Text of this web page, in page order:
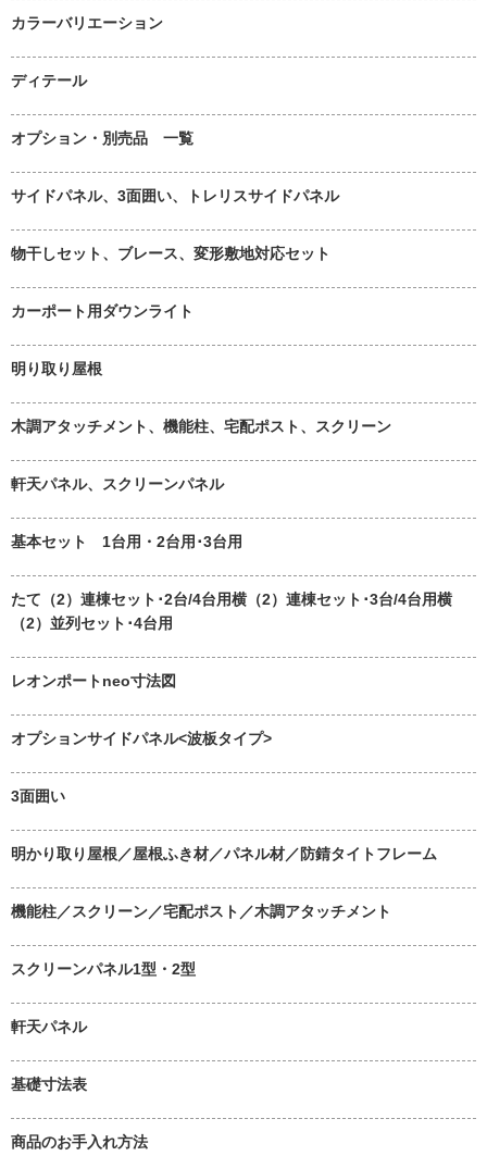
カラーバリエーション
ディテール
オプション・別売品 一覧
サイドパネル、3面囲い、トレリスサイドパネル
物干しセット、ブレース、変形敷地対応セット
カーポート用ダウンライト
明り取り屋根
木調アタッチメント、機能柱、宅配ポスト、スクリーン
軒天パネル、スクリーンパネル
基本セット 1台用・2台用･3台用
たて（2）連棟セット･2台/4台用横（2）連棟セット･3台/4台用横
（2）並列セット･4台用
レオンポートneo寸法図
オプションサイドパネル<波板タイプ>
3面囲い
明かり取り屋根／屋根ふき材／パネル材／防錆タイトフレーム
機能柱／スクリーン／宅配ポスト／木調アタッチメント
スクリーンパネル1型・2型
軒天パネル
基礎寸法表
商品のお手入れ方法